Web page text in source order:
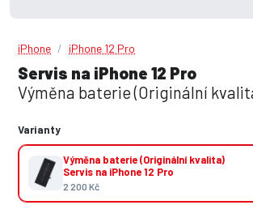
iPhone iPhone 12 Pro
Servis na iPhone 12 Pro
Výměna baterie (Originální
Varianty
Výměna baterie (Originální kvalita)
Servis na iPhone 12 Pro
2 200 Kč